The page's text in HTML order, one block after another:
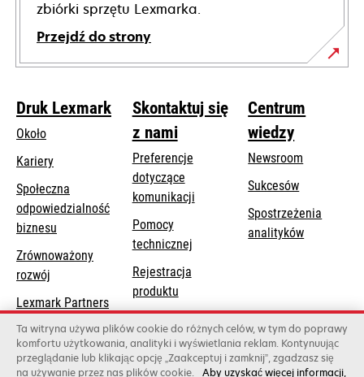
zbiórki sprzętu Lexmarka.
Przejdź do strony
Druk Lexmark
Około
Kariery
Społeczna
odpowiedzialność
biznesu
a
tab
Zrównoważony
rozwój
Lexmark Partners
Skontaktuj się
z nami
Preferencje
dotyczące
komunikacji
Pomocy
technicznejopens
a
tab
Rejestracja
produktu
Znajdź dealera
Lista hurtowni
Centrum
wiedzy
Newsroom
Sukcesów
Spostrzeżenia
analityków
Ta witryna używa plików cookie do różnych celów, w tym do poprawy
komfortu użytkowania, analityki i wyświetlania reklam. Kontynuując
przeglądanie lub klikając opcję „Zaakceptuj i zamknij”, zgadzasz się
na używanie przez nas plików cookie. Aby uzyskać więcej informacji,